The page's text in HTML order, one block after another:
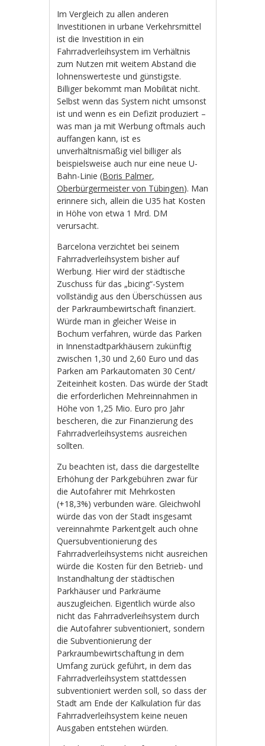
Im Vergleich zu allen anderen
Investitionen in urbane Verkehrsmittel
ist die Investition in ein
Fahrradverleihsystem im Verhältnis
zum Nutzen mit weitem Abstand die
lohnenswerteste und günstigste.
Billiger bekommt man Mobilität nicht.
Selbst wenn das System nicht umsonst
ist und wenn es ein Defizit produziert –
was man ja mit Werbung oftmals auch
auffangen kann, ist es
unverhältnismäßig viel billiger als
beispielsweise auch nur eine neue U-
Bahn-Linie (Boris Palmer,
Oberbürgermeister von Tübingen). Man
erinnere sich, allein die U35 hat Kosten
in Höhe von etwa 1 Mrd. DM
verursacht.
Barcelona verzichtet bei seinem
Fahrradverleihsystem bisher auf
Werbung. Hier wird der städtische
Zuschuss für das „bicing“-System
vollständig aus den Überschüssen aus
der Parkraumbewirtschaft finanziert.
Würde man in gleicher Weise in
Bochum verfahren, würde das Parken
in Innenstadtparkhäusern zukünftig
zwischen 1,30 und 2,60 Euro und das
Parken am Parkautomaten 30 Cent/
Zeiteinheit kosten. Das würde der Stadt
die erforderlichen Mehreinnahmen in
Höhe von 1,25 Mio. Euro pro Jahr
bescheren, die zur Finanzierung des
Fahrradverleihsystems ausreichen
sollten.
Zu beachten ist, dass die dargestellte
Erhöhung der Parkgebühren zwar für
die Autofahrer mit Mehrkosten
(+18,3%) verbunden wäre. Gleichwohl
würde das von der Stadt insgesamt
vereinnahmte Parkentgelt auch ohne
Quersubventionierung des
Fahrradverleihsystems nicht ausreichen
würde die Kosten für den Betrieb- und
Instandhaltung der städtischen
Parkhäuser und Parkräume
auszugleichen. Eigentlich würde also
nicht das Fahrradverleihsystem durch
die Autofahrer subventioniert, sondern
die Subventionierung der
Parkraumbewirtschaftung in dem
Umfang zurück geführt, in dem das
Fahrradverleihsystem stattdessen
subventioniert werden soll, so dass der
Stadt am Ende der Kalkulation für das
Fahrradverleihsystem keine neuen
Ausgaben entstehen würden.